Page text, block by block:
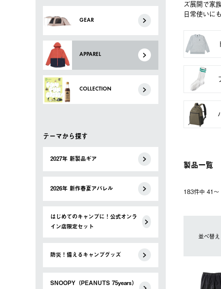
GEAR
APPAREL
COLLECTION
テーマから探す
2027年 新製品ギア
2026年 新作春夏アパレル
はじめてのキャンプに！公式オンラ
イン店限定セット
防災！備えるキャンプグッズ
SNOOPY（PEANUTS 75years）
ズ展開で家
日常使いに
製品一覧
183件中 41〜
並べ替え